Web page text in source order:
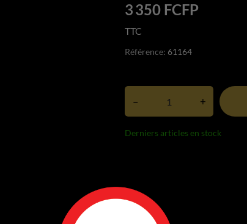
3 350 FCFP
TTC
Référence: 61164
– +
Derniers articles en stock